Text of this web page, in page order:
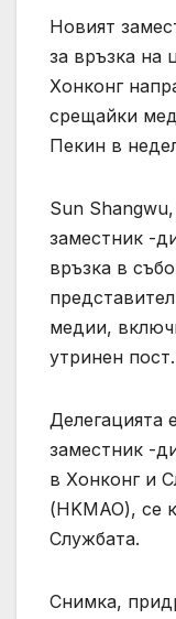
Новият
за връзка на
Хонконг
срещайки
Пекин в
Sun
заместник -
връзка в
медии,
утринен пост.
Делегацията
заместник -
в Хонконг и
(HKMAO), се
Службата.
Снимка,